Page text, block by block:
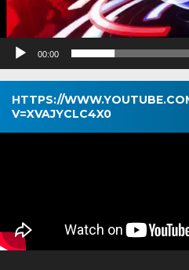
00:00
HTTPS://
V=XVAJYCLC4X0
Pemutar